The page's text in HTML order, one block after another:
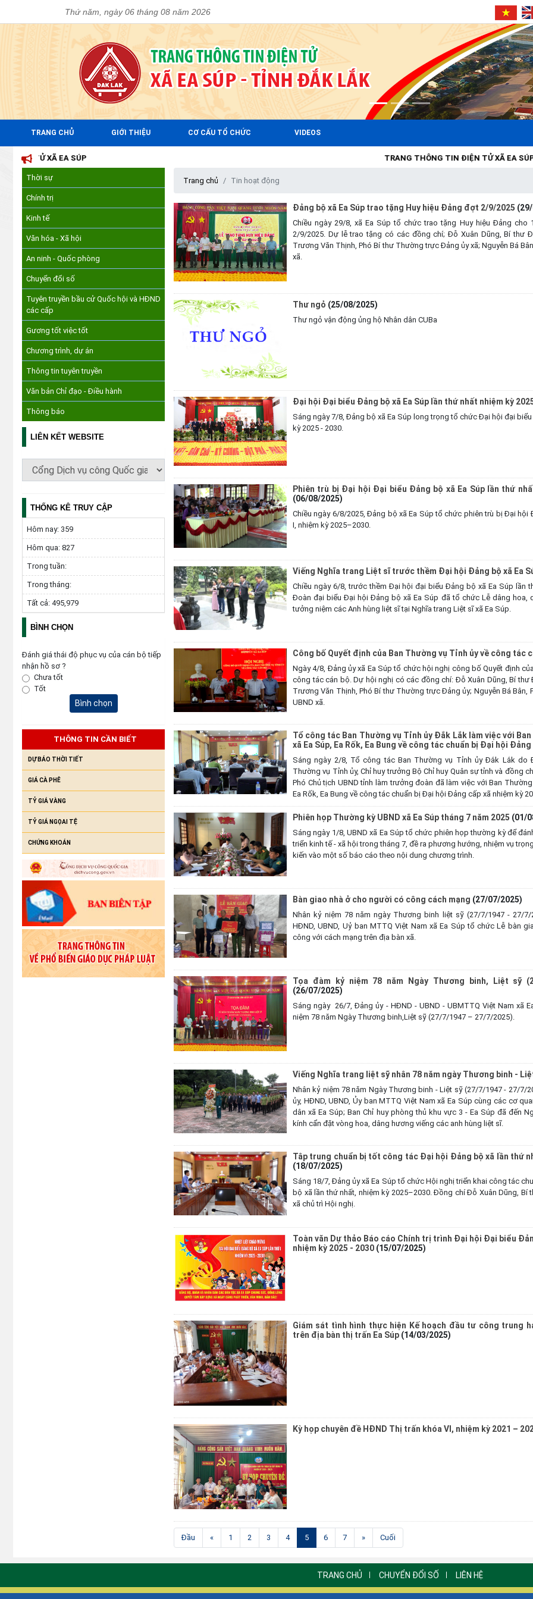
Thứ năm, ngày 06 tháng 08 năm 2026
TRANG CHỦ GIỚI THIỆU CƠ CẤU TỔ CHỨC VIDEOS
EA SÚP TRANG THÔNG TIN ĐIỆN TỬ XÃ EA SÚP
Thời sự
Chính trị
Kinh tế
Văn hóa - Xã hội
An ninh - Quốc phòng
Chuyển đổi số
Tuyên truyền bầu cử Quốc hội và HĐND
các cấp
Gương tốt việc tốt
Chương trình, dự án
Thông tin tuyên truyền
Văn bản Chỉ đạo - Điều hành
Thông báo
LIÊN KẾT WEBSITE
THỐNG KÊ TRUY CẬP
Hôm nay: 359
Hôm qua: 827
Trong tuần:
Trong tháng:
Tất cả: 495,979
BÌNH CHỌN
Đánh giá thái độ phục vụ của cán bộ tiếp
nhận hồ sơ ?
Chưa tốt
Tốt
Bình chọn
THÔNG TIN CẦN BIẾT
DỰ BÁO THỜI TIẾT
GIÁ CÀ PHÊ
TỶ GIÁ VÀNG
TỶ GIÁ NGỌAI TỆ
CHỨNG KHOÁN
Trang chủ Tin hoạt động
Đảng bộ xã Ea Súp trao tặng Huy hiệu Đảng đợt 2/9/2025
Chiều ngày 29/8, xã Ea Súp tổ chức trao tặng Huy hiệu Đảng cho
2/9/2025. Dự lễ trao tặng có các đồng chí; Đỗ Xuân Dũng, Bí thư
Trương Văn Thịnh, Phó Bí thư Thường trực Đảng ủy xã; Nguyễn Bá
xã.
Thư ngỏ (25/08/2025)
Thư ngỏ vận động ủng hộ Nhân dân CUBa
Đại hội Đại biểu Đảng bộ xã Ea Súp lần thứ nhất nhiệm kỳ
Sáng ngày 7/8, Đảng bộ xã Ea Súp long trọng tổ chức Đại hội đại
kỳ 2025 - 2030.
Phiên trù bị Đại hội Đại biểu Đảng bộ xã Ea Súp lần thứ
(06/08/2025)
Chiều ngày 6/8/2025, Đảng bộ xã Ea Súp tổ chức phiên trù bị Đại
I, nhiệm kỳ 2025–2030.
Viếng Nghĩa trang Liệt sĩ trước thềm Đại hội Đảng bộ xã Ea
Chiều ngày 6/8, trước thềm Đại hội đại biểu Đảng bộ xã Ea Súp lần
Đoàn đại biểu Đại hội Đảng bộ xã Ea Súp đã tổ chức Lễ dâng hoa,
tưởng niệm các Anh hùng liệt sĩ tại Nghĩa trang Liệt sĩ xã Ea Súp.
Công bố Quyết định của Ban Thường vụ Tỉnh ủy về công tác
Ngày 4/8, Đảng ủy xã Ea Súp tổ chức hội nghị công bố Quyết định
công tác cán bộ. Dự hội nghị có các đồng chí: Đỗ Xuân Dũng, Bí thư
Trương Văn Thịnh, Phó Bí thư Thường trực Đảng ủy; Nguyễn Bá Bân,
UBND xã.
Tổ công tác Ban Thường vụ Tỉnh ủy Đắk Lắk làm việc với
xã Ea Súp, Ea Rốk, Ea Bung về công tác chuẩn bị Đại hội Đảng
Sáng ngày 2/8, Tổ công tác Ban Thường vụ Tỉnh ủy Đắk Lắk do
Thường vụ Tỉnh ủy, Chỉ huy trưởng Bộ Chỉ huy Quân sự tỉnh và đồng
Phó Chủ tịch UBND tỉnh làm trưởng đoàn đã làm việc với Ban
Ea Rốk, Ea Bung về công tác chuẩn bị Đại hội Đảng cấp xã nhiệm kỳ
Phiên họp Thường kỳ UBND xã Ea Súp tháng 7 năm 2025 (01/
Sáng ngày 1/8, UBND xã Ea Súp tổ chức phiên họp thường kỳ để
triển kinh tế - xã hội trong tháng 7, đề ra phương hướng, nhiệm vụ
kiến vào một số báo cáo theo nội dung chương trình.
Bàn giao nhà ở cho người có công cách mạng (27/07/2025)
Nhân kỷ niệm 78 năm ngày Thương binh liệt sỹ (27/7/1947 - 27/7/
HĐND, UBND, Uỷ ban MTTQ Việt Nam xã Ea Súp tổ chức Lễ bàn
công với cách mạng trên địa bàn xã.
Tọa đàm kỷ niệm 78 năm Ngày Thương binh, Liệt sỹ
(26/07/2025)
Sáng ngày 26/7, Đảng ủy - HĐND - UBND - UBMTTQ Việt Nam xã
niệm 78 năm Ngày Thương binh,Liệt sỹ (27/7/1947 – 27/7/2025).
Viếng Nghĩa trang liệt sỹ nhân 78 năm ngày Thương binh -
Nhân kỷ niệm 78 năm Ngày Thương binh - Liệt sỹ (27/7/1947 - 27/7/
ủy, HĐND, UBND, Ủy ban MTTQ Việt Nam xã Ea Súp cùng các cơ
dân xã Ea Súp; Ban Chỉ huy phòng thủ khu vực 3 - Ea Súp đã đến
kính cẩn đặt vòng hoa, dâng hương viếng các anh hùng liệt sĩ.
Tâp trung chuẩn bị tốt công tác Đại hội Đảng bộ xã lần thứ
(18/07/2025)
Sáng 18/7, Đảng ủy xã Ea Súp tổ chức Hội nghị triển khai công tác
bộ xã lần thứ nhất, nhiệm kỳ 2025–2030. Đồng chí Đỗ Xuân Dũng, Bí
xã chủ trì Hội nghị.
Toàn văn Dự thảo Báo cáo Chính trị trình Đại hội Đại biểu
nhiệm kỳ 2025 - 2030 (15/07/2025)
Giám sát tình hình thực hiện Kế hoạch đầu tư công trung
trên địa bàn thị trấn Ea Súp (14/03/2025)
Kỳ họp chuyên đề HĐND Thị trấn khóa VI, nhiệm kỳ 2021 –
Đầu « 1 2 3 4 5(current)
6 7 » Cuối
TRANG CHỦ CHUYỂN ĐỔI SỐ LIÊN HỆ